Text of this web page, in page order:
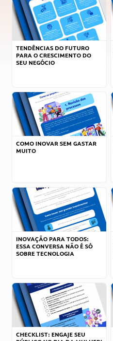
TENDÊNCIAS DO FUTURO
PARA O CRESCIMENTO DO
SEU NEGÓCIO
COMO INOVAR SEM GASTAR
MUITO
INOVAÇÃO PARA TODOS:
ESSA CONVERSA NÃO É SÓ
SOBRE TECNOLOGIA
CHECKLIST: ENGAJE SEU